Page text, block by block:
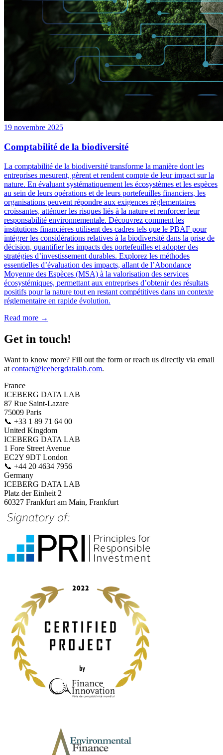
19 novembre 2025
Comptabilité de la biodiversité
La comptabilité de la biodiversité transforme la manière dont les
entreprises mesurent, gèrent et rendent compte de leur impact sur la
nature. En évaluant systématiquement les écosystèmes et les espèces
au sein de leurs opérations et de leurs portefeuilles financiers, les
organisations peuvent répondre aux exigences réglementaires
croissantes, atténuer les risques liés à la nature et renforcer leur
responsabilité environnementale. Découvrez comment les
institutions financières utilisent des cadres tels que le PBAF pour
intégrer les considérations relatives à la biodiversité dans la prise de
décision, quantifier les impacts des portefeuilles et adopter des
stratégies d’investissement durables. Explorez les méthodes
essentielles d’évaluation des impacts, allant de l’Abondance
Moyenne des Espèces (MSA) à la valorisation des services
écosystémiques, permettant aux entreprises d’obtenir des résultats
positifs pour la nature tout en restant compétitives dans un contexte
réglementaire en rapide évolution.
Read more →
Get in touch!
Want to know more? Fill out the form or reach us directly via email
atcontact@icebergdatalab.com.
France
ICEBERG DATA LAB
87 Rue Saint-Lazare
75009 Paris
📞 +33 1 89 71 64 00
United Kingdom
ICEBERG DATA LAB
1 Fore Street Avenue
EC2Y 9DT London
📞 +44 20 4634 7956
Germany
ICEBERG DATA LAB
Platz der Einheit 2
60327 Frankfurt am Main, Frankfurt